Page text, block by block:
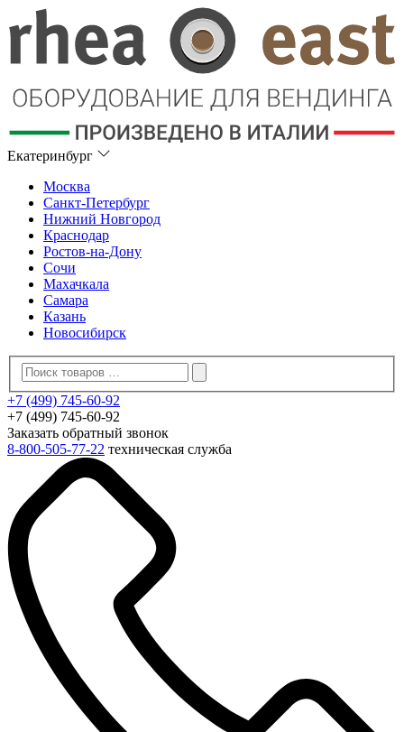
Екатеринбург
Москва
Санкт-Петербург
Нижний Новгород
Краснодар
Ростов-на-Дону
Сочи
Махачкала
Самара
Казань
Новосибирск
+7 (499) 745-60-92
+7 (499) 745-60-92
Заказать обратный звонок
8-800-505-77-22 техническая служба